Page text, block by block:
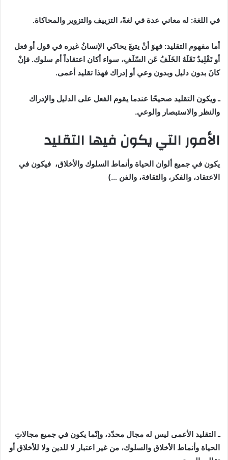
في اللغة: له معاني عدة في لغةً، التزييف والتزوير والمحاكاة.
أما مفهوم التقليد: فهوَ أنْ يتبعَ يحاكي الإنسانُ غيره في قول أو فعل
أو تَقْلِيدٌ نَقَلَهُ الخَلَفُ عَن السّلَفِ، سواء أكان اعتقاداً أم سلوك. فإنْ
كانَ بدون دليل وبدون وعي أو إدراك فهذا تقليد أعمى.
ـ ويكون التقليد صحيحًا عندما يقوم الفعل على الدليل والإدراك
والنظر والاستبصار والوعي.
الأمور التي يكون فيها التقليد
يكون في جميع ألوان الحياة وأنماط السلوك والأخلاق، فيكون في
الاعتقاد، والفكر، والثقافة، والفن …)
ـ التقليد الأعمى ليس له مجال محدّد، وإنّما يكون في جميع مجالاتِ
الحياة وأنماط الأخلاق والسلوك، من غير اعتبار لا للدين ولا للأخلاق أو